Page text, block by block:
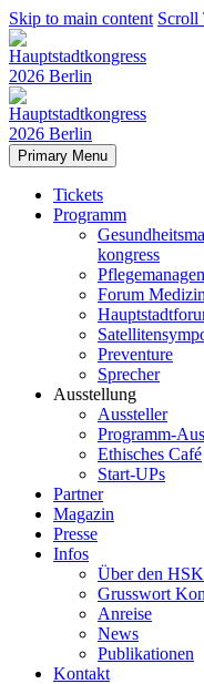
Skip to main content Scroll
Primary Menu
Tickets
Programm
kongress
Forum
Preventure
Sprecher
Ausstellung
Aussteller
Programm-
Ethisches Café
Start-UPs
Partner
Magazin
Presse
Infos
Über den HSK
Grusswort
Anreise
News
Publikationen
Kontakt